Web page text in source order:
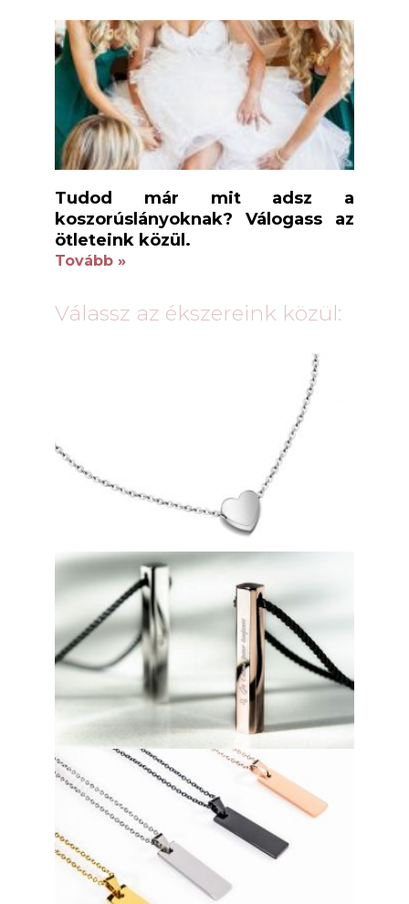
Tudod már mit adsz a
koszorúslányoknak? Válogass az
ötleteink közül.
Tovább »
Válassz az ékszereink közül: